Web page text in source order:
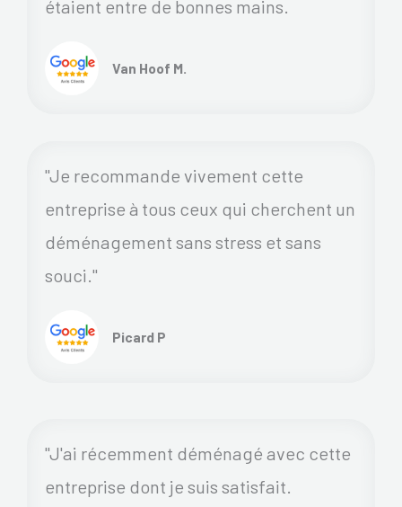
étaient entre de bonnes mains.
Van Hoof M.
"Je recommande vivement cette
entreprise à tous ceux qui cherchent un
déménagement sans stress et sans
souci."
Picard P
"J'ai récemment déménagé avec cette
entreprise dont je suis satisfait.